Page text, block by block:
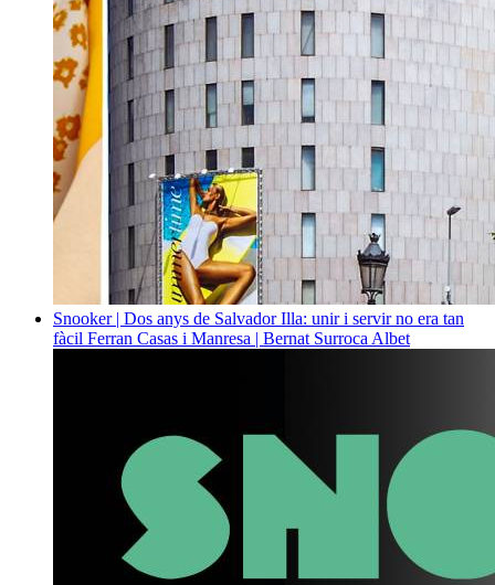
Snooker | Dos anys de Salvador Illa: unir i servir no era tan
fàcil Ferran Casas i Manresa | Bernat Surroca Albet